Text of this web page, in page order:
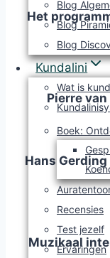
Blog
Blog
Blog
Kundalini
Wat is
Boek:
Recensies
Test jezelf
Ervaringen
Het
Pierre
Hans Gerding
Muzikaal